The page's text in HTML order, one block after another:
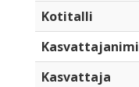
Kotitalli
Kasvattajanimi
Kasvattaja